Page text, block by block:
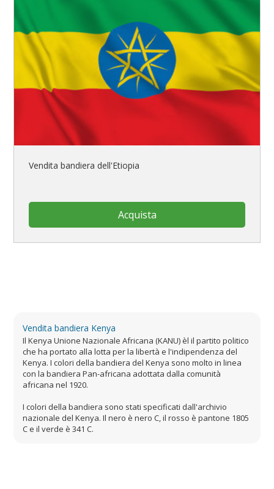
Vendita bandiera dell'Etiopia
Acquista
Vendita bandiera Kenya
Il Kenya Unione Nazionale Africana (KANU) èl il partito politico
che ha portato alla lotta per la libertà e l'indipendenza del
Kenya. I colori della bandiera del Kenya sono molto in linea
con la bandiera Pan-africana adottata dalla comunità
africana nel 1920.
I colori della bandiera sono stati specificati dall'archivio
nazionale del Kenya. Il nero è nero C, il rosso è pantone 1805
C e il verde è 341 C.